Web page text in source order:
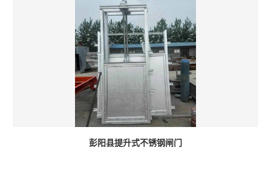
彭阳县提升式不锈钢闸门